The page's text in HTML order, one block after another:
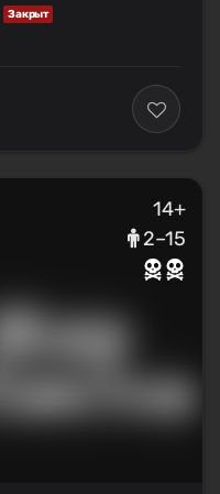
Закрыт
14+
2–15